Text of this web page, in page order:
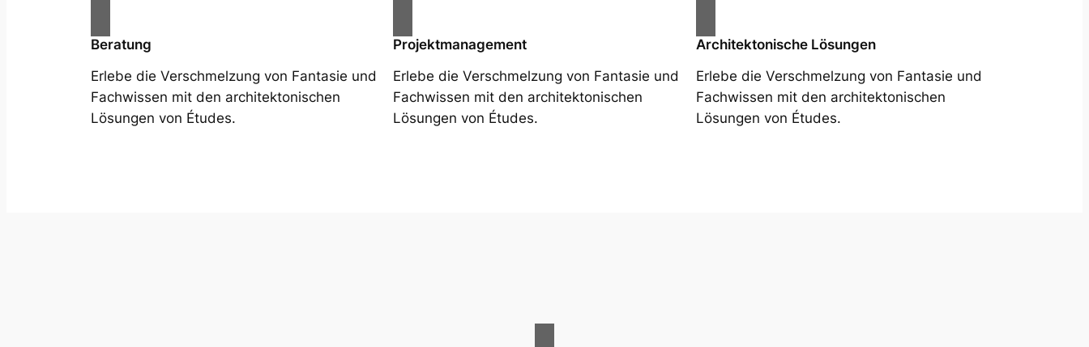
Beratung
Erlebe die Verschmelzung von Fantasie und
Fachwissen mit den architektonischen
Lösungen von Études.
Projektmanagement
Erlebe die Verschmelzung von Fantasie und
Fachwissen mit den architektonischen
Lösungen von Études.
Architektonische Lösungen
Erlebe die Verschmelzung von Fantasie und
Fachwissen mit den architektonischen
Lösungen von Études.